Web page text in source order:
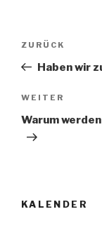
Beitrags-
Vorheriger
Beitrag
ZURÜCK
Haben wir
Nächster
Beitrag
WEITER
Warum
KALENDER